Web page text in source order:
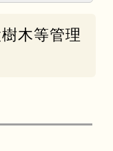
木等管理